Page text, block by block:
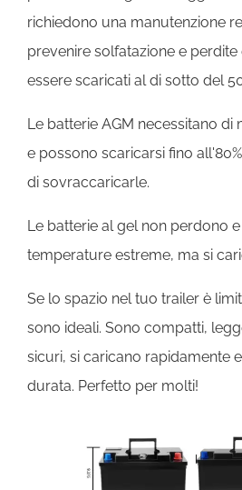
richiedono una manutenzione
prevenire solfatazione e
essere scaricati al di sotto del
Le batterie AGM necessitano di
e possono scaricarsi fino
di sovraccaricarle.
Le batterie al gel non perdono
temperature estreme, ma si
Se lo spazio nel tuo trailer è
sono ideali. Sono compatti,
sicuri, si caricano rapidamente
durata. Perfetto per molti!